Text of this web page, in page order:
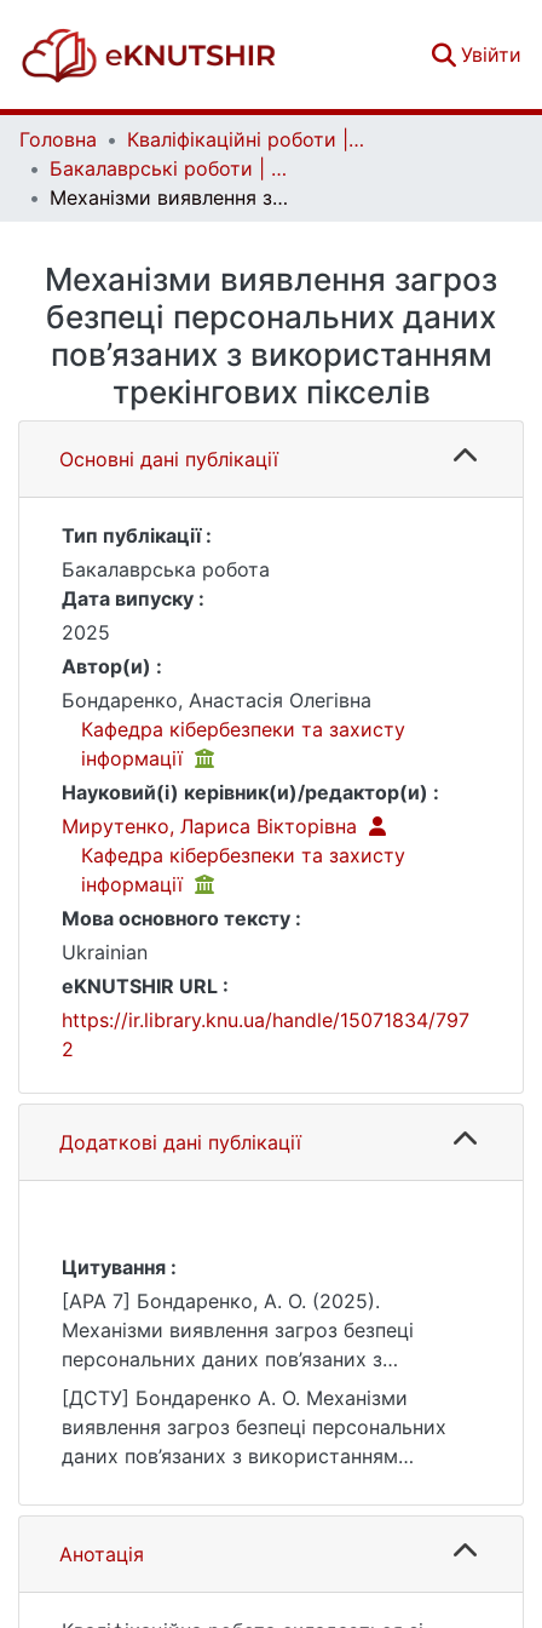
Увійти
Головна
Кваліфікаційні роботи | Qualifying works
Бакалаврські роботи | Bachelor theses
Механізми виявлення загроз безпеці персональних даних пов’язаних з використанням трекінгових пікселів
Механізми виявлення загроз
безпеці персональних даних
пов’язаних з використанням
трекінгових пікселів
Основні дані публікації
Тип публікації :
Бакалаврська робота
Дата випуску :
2025
Автор(и) :
Бондаренко, Анастасія Олегівна
Кафедра кібербезпеки та захисту
інформації
Науковий(і) керівник(и)/редактор(и) :
Мирутенко, Лариса Вікторівна
Кафедра кібербезпеки та захисту
інформації
Мова основного тексту :
Ukrainian
eKNUTSHIR URL :
https://ir.library.knu.ua/handle/15071834/797
2
Додаткові дані публікації
Цитування :
[APA 7] Бондаренко, А. О. (2025).
Механізми виявлення загроз безпеці
персональних даних пов’язаних з
використанням трекінгових пікселів
[Бакалаврська робота, Київський
національний університет імені Тараса
https://ir.library.knu.ua/handle/15071834/797
[ДСТУ] Бондаренко А. О. Механізми
виявлення загроз безпеці персональних
даних пов’язаних з використанням
робота бакалавра : 125 Кібербезпека та
захист інформації / наук. кер. Л. В.
Мирутенко. Київ, 2025. 122 с. URL:
Анотація